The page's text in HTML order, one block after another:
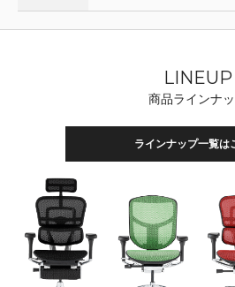
LINEUP
商品ラインナ
ラインナップ一覧は